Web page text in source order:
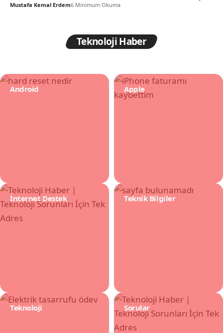
Mustafa Kemal Erdem6 Minimum Okuma
Teknoloji Haber
Android Apple
İnternet Destek Teknik Bilgiler
Teknoloji Sorular